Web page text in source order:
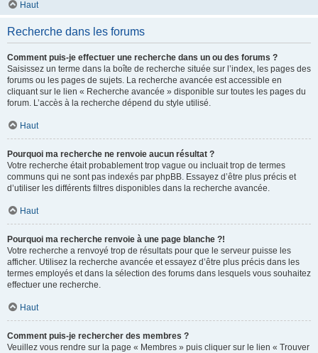
Haut
Recherche dans les forums
Comment puis-je effectuer une recherche dans un ou des forums ?
Saisissez un terme dans la boîte de recherche située sur l’index, les pages des
forums ou les pages de sujets. La recherche avancée est accessible en
cliquant sur le lien « Recherche avancée » disponible sur toutes les pages du
forum. L’accès à la recherche dépend du style utilisé.
Haut
Pourquoi ma recherche ne renvoie aucun résultat ?
Votre recherche était probablement trop vague ou incluait trop de termes
communs qui ne sont pas indexés par phpBB. Essayez d’être plus précis et
d’utiliser les différents filtres disponibles dans la recherche avancée.
Haut
Pourquoi ma recherche renvoie à une page blanche ?!
Votre recherche a renvoyé trop de résultats pour que le serveur puisse les
afficher. Utilisez la recherche avancée et essayez d’être plus précis dans les
termes employés et dans la sélection des forums dans lesquels vous souhaitez
effectuer une recherche.
Haut
Comment puis-je rechercher des membres ?
Veuillez vous rendre sur la page « Membres » puis cliquer sur le lien « Trouver